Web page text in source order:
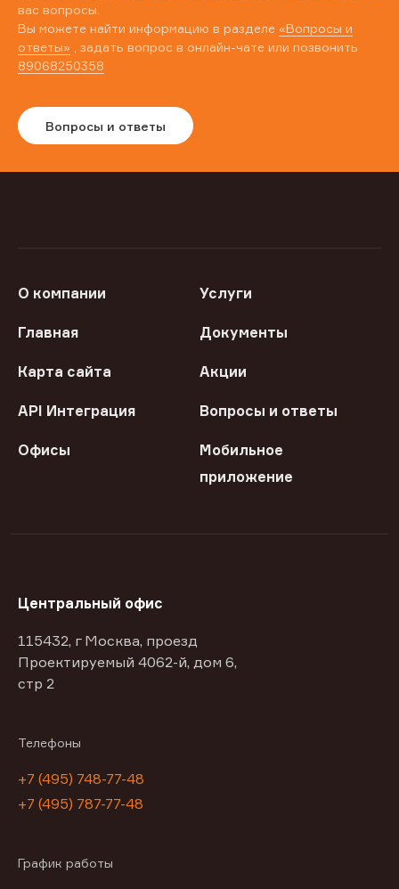
вас вопросы.
Вы можете найти информацию в разделе «Вопросы и
ответы» , задать вопрос в онлайн-чате или позвонить
89068250358
Вопросы и ответы
О компании Услуги
Главная Документы
Карта сайта Акции
API Интеграция Вопросы и ответы
Офисы
Мобильное
приложение
Центральный офис
115432, г Москва, проезд
Проектируемый 4062-й, дом 6,
стр 2
Телефоны
+7 (495) 748-77-48
+7 (495) 787-77-48
График работы